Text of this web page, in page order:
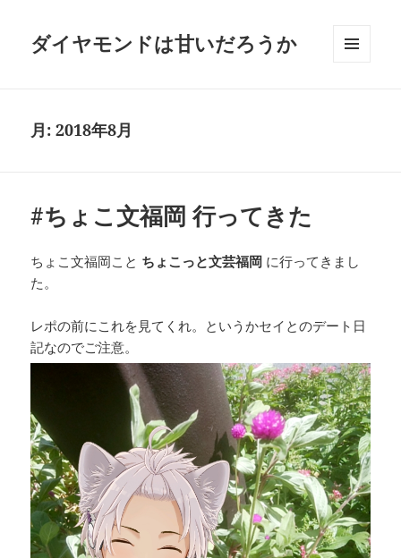
ダイヤモンドは甘いだろうか
月:2018年8月
#ちょこ文福岡 行ってきた
ちょこ文福岡こと ちょこっと文芸福岡 に行ってきまし
た。
レポの前にこれを見てくれ。というかセイとのデート日
記なのでご注意。